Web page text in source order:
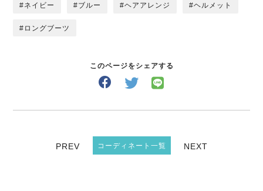
ネイビー ブルー ヘアアレンジ ヘルメット
ロングブーツ
このページをシェアする
PREV コーディネート一覧 NEXT